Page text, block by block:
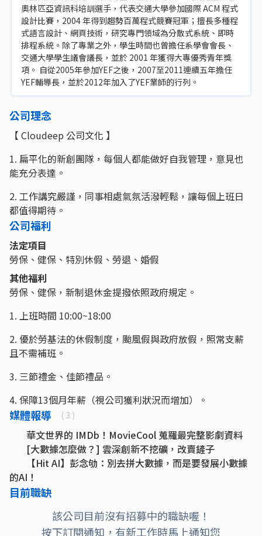
奧林匹亞資訊科培訓選手，代表交通大學參加國際 ACM 程式
設計比賽，2004 年得到趨勢百萬程式競賽冠軍；擅長多種程
式語言設計、網頁技術，研究專門領域為分散式系統、即時
排程系統。除了專業之外，學生時間也曾擔任系學會會長、
交通大學學生議會議長，並於 2001 年獲得大專優秀青年獎
項。 自從2005年參加YEF之後，2007至2011連續五年擔任
YEF輔導長，並於2012年加入了YEF業師的行列。
公司理念
【 Cloudeep 公司文化 】
1. 扁平化的新創團隊，每個人都能做好自我管理，意見也
能充分表達。
2. 工作講究嚴謹，同事相處氣氛活潑輕鬆，讓每個上班日
都值得期待。
公司福利
法定項目
勞保、健保、特別休假、勞退、婚假
其他福利
勞保、健保，新制退休金提撥依照政府規定。
1‭.‬ 上班時間 10:00~18:00
2. 優於勞基法的休假制度，颱風假與政府放假，照常支薪
且不需補班。
3. 三節禮金、佳節禮品。
4. 保障13個月年薪（視公司獲利狀況而增加）。
媒體報導 ( 3 )
華文世界的 IMDb！MovieCool 蒐羅最完整影劇資料
[大數據怎麼做？] 雲深創新不挖礦，改賣鏟子
【Hit AI】彭念劬：別去拼大數據，而是要發展小數據
的AI！
目前職缺
該公司目前沒有招募中的職缺喔！
按下訂閱通知，有新工作時馬上通知您